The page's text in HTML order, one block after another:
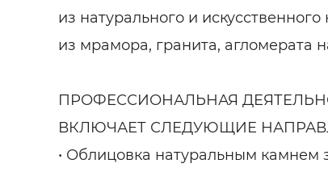
из натурального и
из мрамора, гранита, агломерата
ПРОФЕССИОНАЛЬНАЯ
ВКЛЮЧАЕТ СЛЕДУЮЩИЕ
• Облицовка натуральным камнем